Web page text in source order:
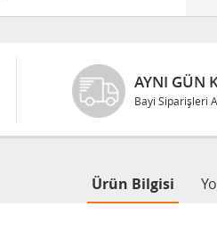
AYNI GÜN
Bayi Siparişleri
Ürün Bilgisi